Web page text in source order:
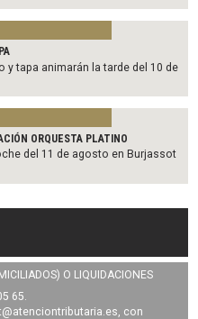
y tapa animarán la tarde del 10 de
ORQUESTA PLATINO
del 11 de agosto en Burjassot
O LIQUIDACIONES
65.
, con